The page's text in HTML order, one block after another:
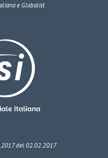
e Globalist
del 02.02.2017